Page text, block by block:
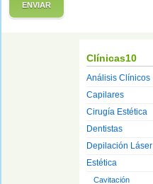
ENVIAR
Clínicas10
Análisis Clínicos
Capilares
Cirugía Estética
Dentistas
Depilación Láser
Estética
Cavitación